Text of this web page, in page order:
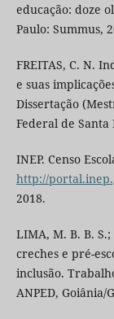
educação: doze
Paulo: Summus,
FREITAS, C. N.
e suas
Dissertação
Federal de
INEP. Censo
http://
2018.
LIMA, M. B. B.
creches e pré-
inclusão.
ANPED, Goiânia/